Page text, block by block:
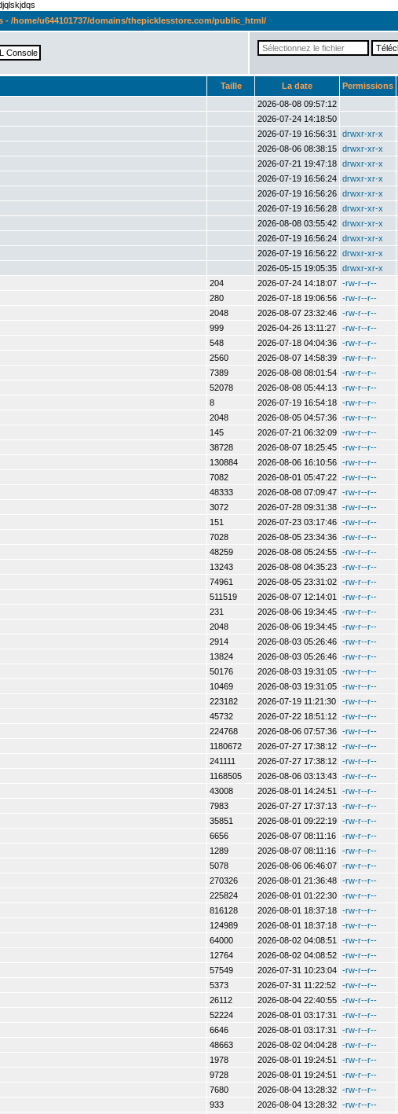
- /home/u644101737/domains/thepicklesstore.com/public_html/
Taille La date Permissions
2026-08-08 09:57:12
2026-07-24 14:18:50
2026-07-19 16:56:31 drwxr-xr-x
2026-08-06 08:38:15 drwxr-xr-x
2026-07-21 19:47:18 drwxr-xr-x
2026-07-19 16:56:24 drwxr-xr-x
2026-07-19 16:56:26 drwxr-xr-x
2026-07-19 16:56:28 drwxr-xr-x
2026-08-08 03:55:42 drwxr-xr-x
2026-07-19 16:56:24 drwxr-xr-x
2026-07-19 16:56:22 drwxr-xr-x
2026-05-15 19:05:35 drwxr-xr-x
204 2026-07-24 14:18:07 -rw-r--r--
280 2026-07-18 19:06:56 -rw-r--r--
2048 2026-08-07 23:32:46 -rw-r--r--
999 2026-04-26 13:11:27 -rw-r--r--
548 2026-07-18 04:04:36 -rw-r--r--
2560 2026-08-07 14:58:39 -rw-r--r--
7389 2026-08-08 08:01:54 -rw-r--r--
52078 2026-08-08 05:44:13 -rw-r--r--
8 2026-07-19 16:54:18 -rw-r--r--
2048 2026-08-05 04:57:36 -rw-r--r--
145 2026-07-21 06:32:09 -rw-r--r--
38728 2026-08-07 18:25:45 -rw-r--r--
130884 2026-08-06 16:10:56 -rw-r--r--
7082 2026-08-01 05:47:22 -rw-r--r--
48333 2026-08-08 07:09:47 -rw-r--r--
3072 2026-07-28 09:31:38 -rw-r--r--
151 2026-07-23 03:17:46 -rw-r--r--
7028 2026-08-05 23:34:36 -rw-r--r--
48259 2026-08-08 05:24:55 -rw-r--r--
13243 2026-08-08 04:35:23 -rw-r--r--
74961 2026-08-05 23:31:02 -rw-r--r--
511519 2026-08-07 12:14:01 -rw-r--r--
231 2026-08-06 19:34:45 -rw-r--r--
2048 2026-08-06 19:34:45 -rw-r--r--
2914 2026-08-03 05:26:46 -rw-r--r--
13824 2026-08-03 05:26:46 -rw-r--r--
50176 2026-08-03 19:31:05 -rw-r--r--
10469 2026-08-03 19:31:05 -rw-r--r--
223182 2026-07-19 11:21:30 -rw-r--r--
45732 2026-07-22 18:51:12 -rw-r--r--
224768 2026-08-06 07:57:36 -rw-r--r--
1180672 2026-07-27 17:38:12 -rw-r--r--
241111 2026-07-27 17:38:12 -rw-r--r--
1168505 2026-08-06 03:13:43 -rw-r--r--
43008 2026-08-01 14:24:51 -rw-r--r--
7983 2026-07-27 17:37:13 -rw-r--r--
35851 2026-08-01 09:22:19 -rw-r--r--
6656 2026-08-07 08:11:16 -rw-r--r--
1289 2026-08-07 08:11:16 -rw-r--r--
5078 2026-08-06 06:46:07 -rw-r--r--
270326 2026-08-01 21:36:48 -rw-r--r--
225824 2026-08-01 01:22:30 -rw-r--r--
816128 2026-08-01 18:37:18 -rw-r--r--
124989 2026-08-01 18:37:18 -rw-r--r--
64000 2026-08-02 04:08:51 -rw-r--r--
12764 2026-08-02 04:08:52 -rw-r--r--
57549 2026-07-31 10:23:04 -rw-r--r--
5373 2026-07-31 11:22:52 -rw-r--r--
26112 2026-08-04 22:40:55 -rw-r--r--
52224 2026-08-01 03:17:31 -rw-r--r--
6646 2026-08-01 03:17:31 -rw-r--r--
48663 2026-08-02 04:04:28 -rw-r--r--
1978 2026-08-01 19:24:51 -rw-r--r--
9728 2026-08-01 19:24:51 -rw-r--r--
7680 2026-08-04 13:28:32 -rw-r--r--
933 2026-08-04 13:28:32 -rw-r--r--